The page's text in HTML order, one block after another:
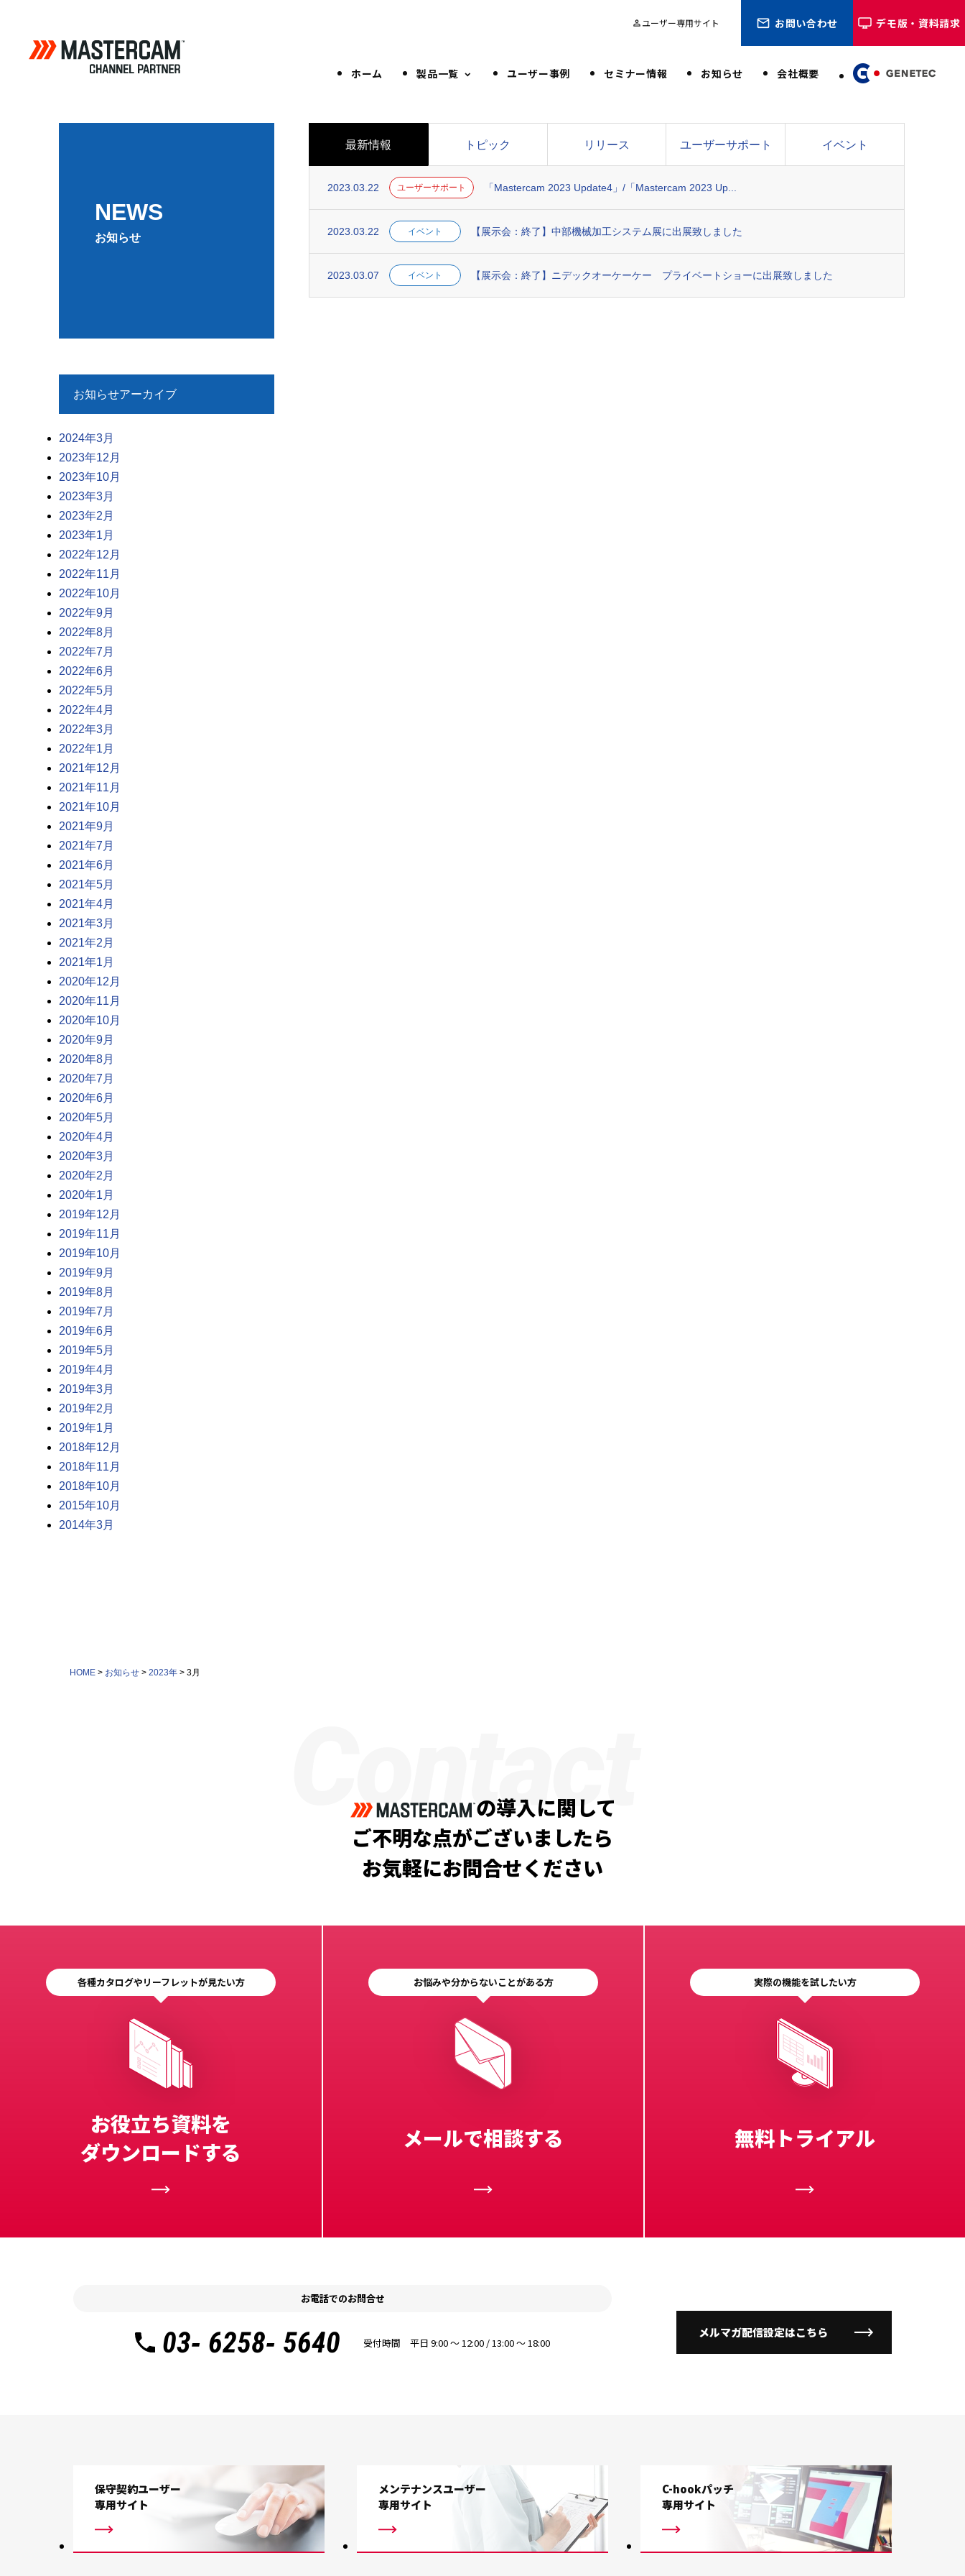
person_outline ユーザー専用サイト お問い合わせ デモ版・資料請求
ホーム 製品一覧 ユーザー事例 セミナー情報 お知らせ 会社概要
NEWS
お知らせ
最新情報 トピック リリース ユーザーサポート イベント
2023.03.22 ユーザーサポート 「Mastercam 2023 Update4」/「Mastercam 2023 Up...
2023.03.22 イベント 【展示会：終了】中部機械加工システム展に出展致しました
2023.03.07 イベント 【展示会：終了】ニデックオーケーケー プライベートショーに出展致しました
お知らせアーカイブ
2024年3月
2023年12月
2023年10月
2023年3月
2023年2月
2023年1月
2022年12月
2022年11月
2022年10月
2022年9月
2022年8月
2022年7月
2022年6月
2022年5月
2022年4月
2022年3月
2022年1月
2021年12月
2021年11月
2021年10月
2021年9月
2021年7月
2021年6月
2021年5月
2021年4月
2021年3月
2021年2月
2021年1月
2020年12月
2020年11月
2020年10月
2020年9月
2020年8月
2020年7月
2020年6月
2020年5月
2020年4月
2020年3月
2020年2月
2020年1月
2019年12月
2019年11月
2019年10月
2019年9月
2019年8月
2019年7月
2019年6月
2019年5月
2019年4月
2019年3月
2019年2月
2019年1月
2018年12月
2018年11月
2018年10月
2015年10月
2014年3月
HOME > お知らせ > 2023年 > 3月
Contact
の導入に関して
ご不明な点がございましたら
お気軽にお問合せください
各種カタログやリーフレットが見たい方
お役立ち資料を
ダウンロードする
お悩みや分からないことがある方
メールで相談する
実際の機能を試したい方
無料トライアル
お電話でのお問合せ
03- 6258- 5640 受付時間 平日 9:00 〜 12:00 / 13:00 〜 18:00
メルマガ配信設定はこちら
保守契約ユーザー
専用サイト
メンテナンスユーザー
専用サイト
C-hookパッチ
専用サイト